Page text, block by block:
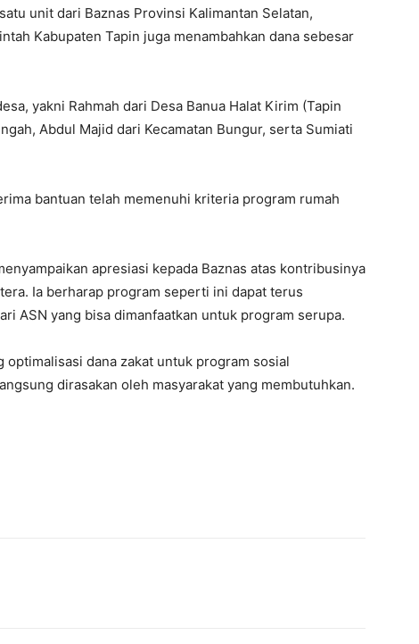
unit dari Baznas Provinsi Kalimantan Selatan,
Kabupaten Tapin juga menambahkan dana sebesar
yakni Rahmah dari Desa Banua Halat Kirim (Tapin
Abdul Majid dari Kecamatan Bungur, serta Sumiati
bantuan telah memenuhi kriteria program rumah
apresiasi kepada Baznas atas kontribusinya
Ia berharap program seperti ini dapat terus
ASN yang bisa dimanfaatkan untuk program serupa.
dana zakat untuk program sosial
dirasakan oleh masyarakat yang membutuhkan.